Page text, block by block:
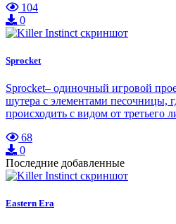
104
0
Sprocket
Sprocket– одиночный игровой
шутера с элементами песочницы,
происходить с видом от третьего
68
0
Последние добавленные
Eastern Era